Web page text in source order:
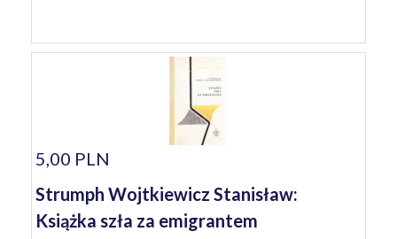
5,00 PLN
Strumph Wojtkiewicz Stanisław:
Książka szła za emigrantem